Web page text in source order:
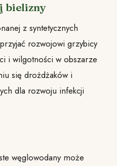
bielizny
z syntetycznych
rozwojowi grzybicy
i wilgotności w obszarze
się drożdżaków i
dla rozwoju infekcji
węglowodany może